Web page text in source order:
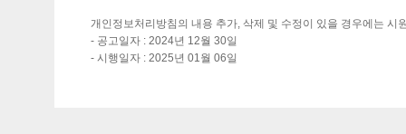
개인정보처리방침의 내용 추가, 삭제 및 수정이 있을 경우에는 시
- 공고일자 : 2024년 12월 30일
- 시행일자 : 2025년 01월 06일